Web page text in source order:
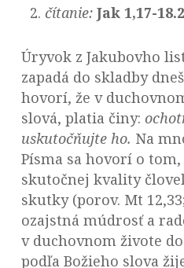
čítanie:Jak 1,17-
Úryvok z Jakubovho
zapadá do skladby
hovorí, že v
slová, platia činy:
uskutočňujte ho. Na
Písma sa hovorí o
skutočnej kvality
skutky (porov. Mt
ozajstná múdrosť a
v duchovnom živote
podľa Božieho slova